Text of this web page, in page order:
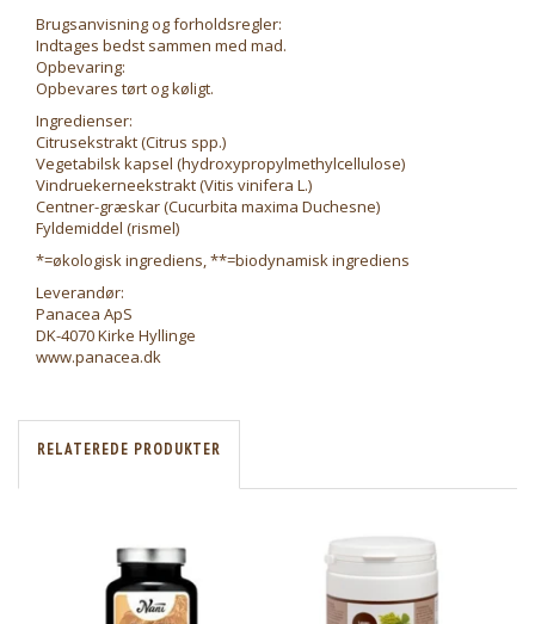
Brugsanvisning og forholdsregler:
Indtages bedst sammen med mad.
Opbevaring:
Opbevares tørt og køligt.
Ingredienser:
Citrusekstrakt (Citrus spp.)
Vegetabilsk kapsel (hydroxypropylmethylcellulose)
Vindruekerneekstrakt (Vitis vinifera L.)
Centner-græskar (Cucurbita maxima Duchesne)
Fyldemiddel (rismel)
*=økologisk ingrediens, **=biodynamisk ingrediens
Leverandør:
Panacea ApS
DK-4070 Kirke Hyllinge
www.panacea.dk
RELATEREDE PRODUKTER